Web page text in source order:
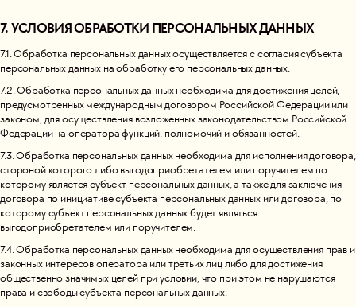
7. УСЛОВИЯ ОБРАБОТКИ ПЕРСОНАЛЬНЫХ ДАННЫХ
7.1. Обработка персональных данных осуществляется с согласия субъекта
персональных данных на обработку его персональных данных.
7.2. Обработка персональных данных необходима для достижения целей,
предусмотренных международным договором Российской Федерации или
законом, для осуществления возложенных законодательством Российской
Федерации на оператора функций, полномочий и обязанностей.
7.3. Обработка персональных данных необходима для исполнения договора,
стороной которого либо выгодоприобретателем или поручителем по
которому является субъект персональных данных, а также для заключения
договора по инициативе субъекта персональных данных или договора, по
которому субъект персональных данных будет являться
выгодоприобретателем или поручителем.
7.4. Обработка персональных данных необходима для осуществления прав и
законных интересов оператора или третьих лиц либо для достижения
общественно значимых целей при условии, что при этом не нарушаются
права и свободы субъекта персональных данных.